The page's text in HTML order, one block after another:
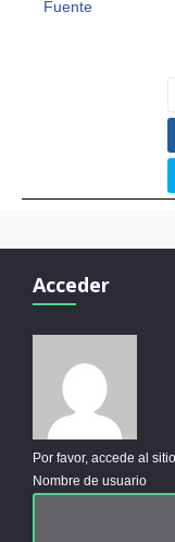
Fuente
Acceder
Por favor, accede al
Nombre de usuario